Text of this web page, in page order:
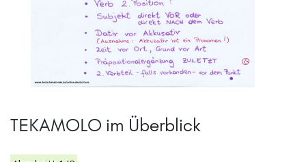
TEKAMOLO im Überblick